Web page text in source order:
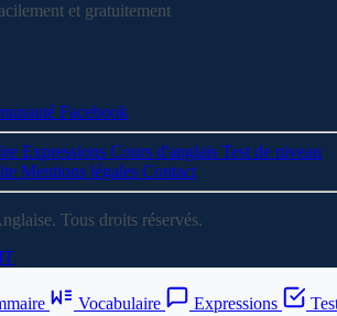
et gratuitement
Facebook
Expressions Cours d'anglais Test de niveau
Mentions légales Contact
Tous droits réservés.
Vocabulaire Expressions